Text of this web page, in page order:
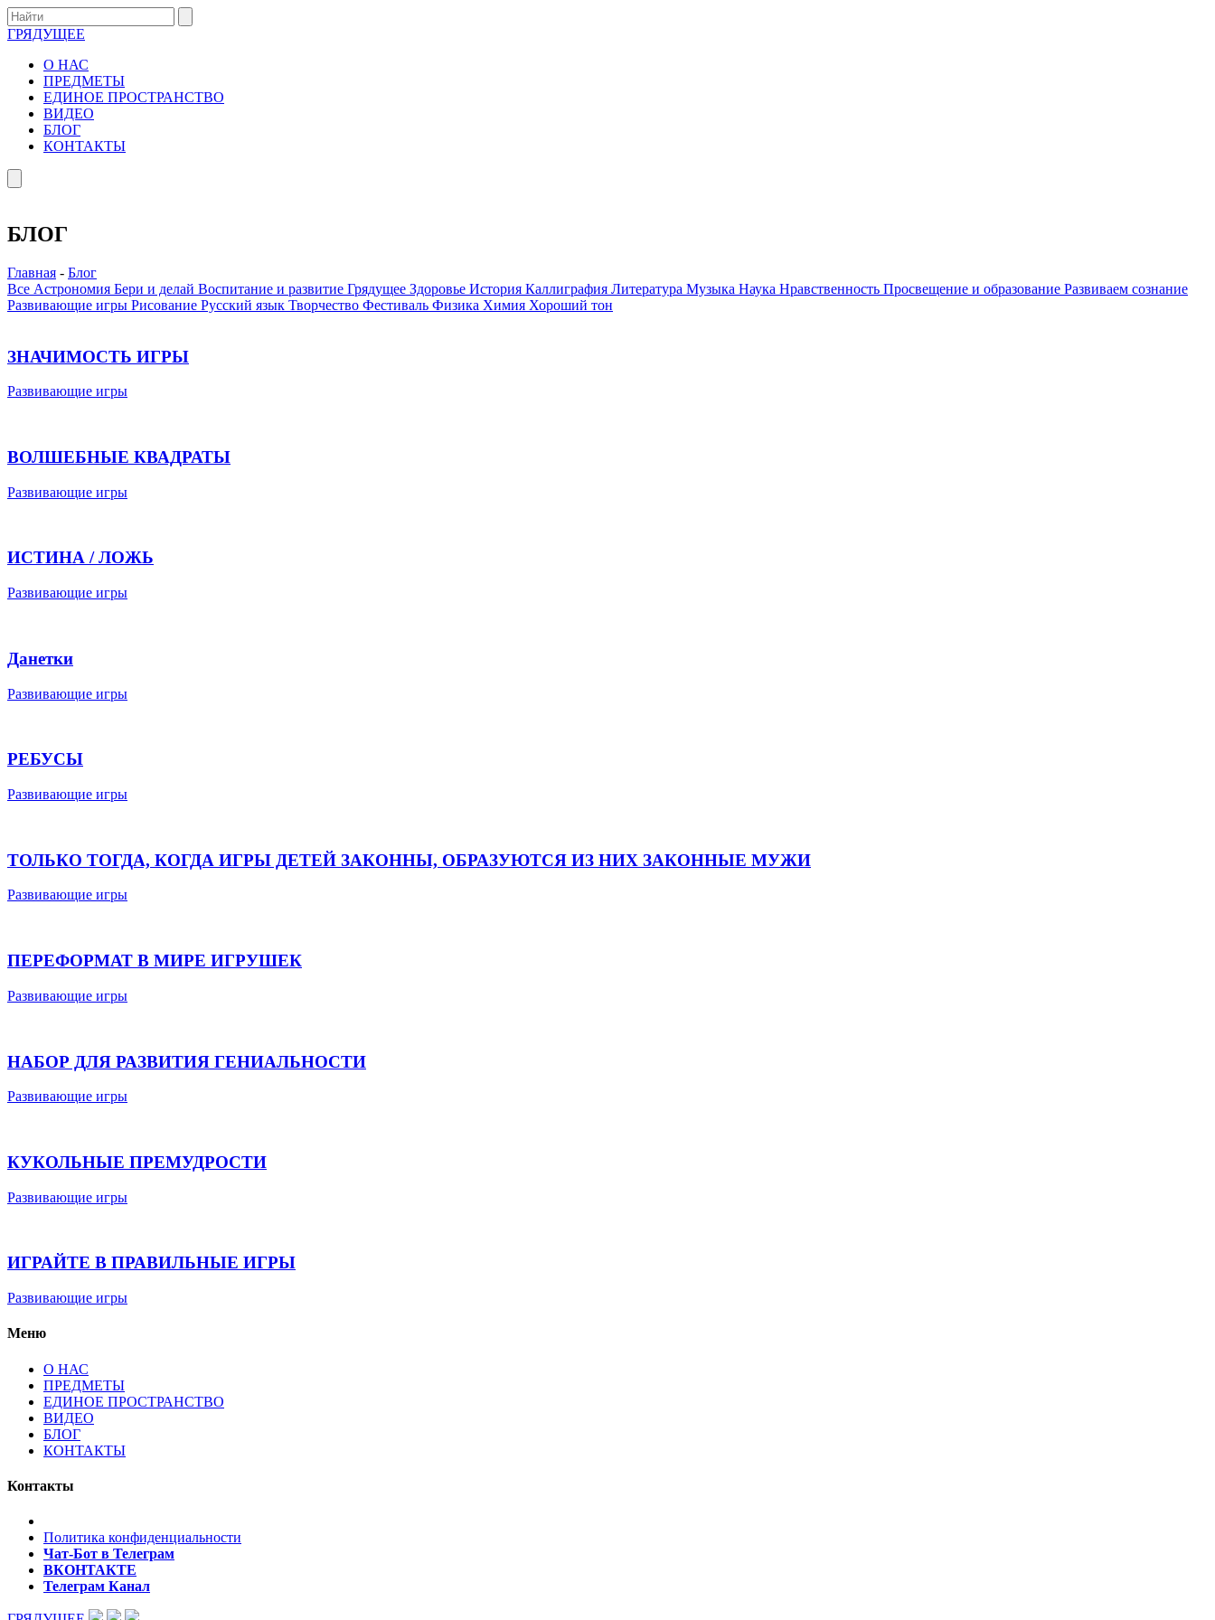
ГРЯДУЩЕЕ
О НАС
ПРЕДМЕТЫ
ЕДИНОЕ ПРОСТРАНСТВО
ВИДЕО
БЛОГ
КОНТАКТЫ
БЛОГ
Главная - Блог
Все Астрономия Бери и делай Воспитание и развитие Грядущее Здоровье История Каллиграфия Литература Музыка Наука Нравственность Просвещение и образование Развиваем сознание
Развивающие игры Рисование Русский язык Творчество Фестиваль Физика Химия Хороший тон
ЗНАЧИМОСТЬ ИГРЫ
Развивающие игры
ВОЛШЕБНЫЕ КВАДРАТЫ
Развивающие игры
ИСТИНА / ЛОЖЬ
Развивающие игры
Данетки
Развивающие игры
РЕБУСЫ
Развивающие игры
ТОЛЬКО ТОГДА, КОГДА ИГРЫ ДЕТЕЙ ЗАКОННЫ, ОБРАЗУЮТСЯ ИЗ НИХ ЗАКОННЫЕ МУЖИ
Развивающие игры
ПЕРЕФОРМАТ В МИРЕ ИГРУШЕК
Развивающие игры
НАБОР ДЛЯ РАЗВИТИЯ ГЕНИАЛЬНОСТИ
Развивающие игры
КУКОЛЬНЫЕ ПРЕМУДРОСТИ
Развивающие игры
ИГРАЙТЕ В ПРАВИЛЬНЫЕ ИГРЫ
Развивающие игры
Меню
О НАС
ПРЕДМЕТЫ
ЕДИНОЕ ПРОСТРАНСТВО
ВИДЕО
БЛОГ
КОНТАКТЫ
Контакты
Политика конфиденциальности
Чат-Бот в Телеграм
ВКОНТАКТЕ
Телеграм Канал